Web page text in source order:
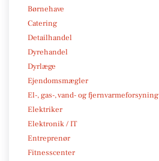
Børnehave
Catering
Detailhandel
Dyrehandel
Dyrlæge
Ejendomsmægler
El-, gas-, vand- og fjernvarmeforsyning
Elektriker
Elektronik / IT
Entreprenør
Fitnesscenter